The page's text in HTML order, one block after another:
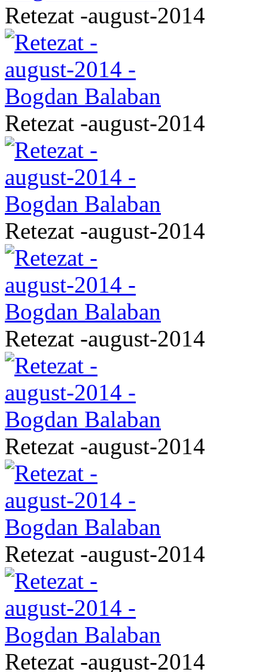
Retezat -august-2014
Retezat -august-2014
Retezat -august-2014
Retezat -august-2014
Retezat -august-2014
Retezat -august-2014
Retezat -august-2014